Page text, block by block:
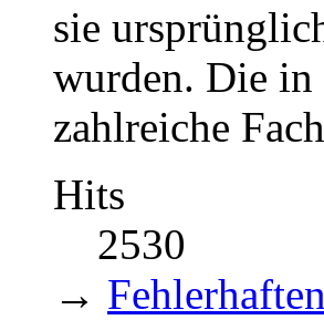
sie
wurden. Die in
zahlreiche
Hits
2530
→